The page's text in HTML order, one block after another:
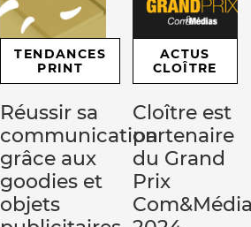
TENDANCES
PRINT
Réussir sa
communication
grâce aux
goodies et
objets
ACTUS
CLOÎTRE
Cloître est
partenaire
du Grand
Prix